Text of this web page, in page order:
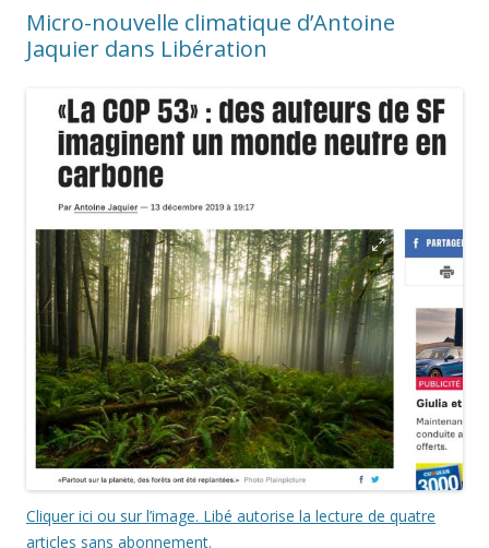
Micro-nouvelle climatique d’Antoine
Jaquier dans Libération
Cliquer ici ou sur l’image. Libé autorise la lecture de quatre
articles sans abonnement.